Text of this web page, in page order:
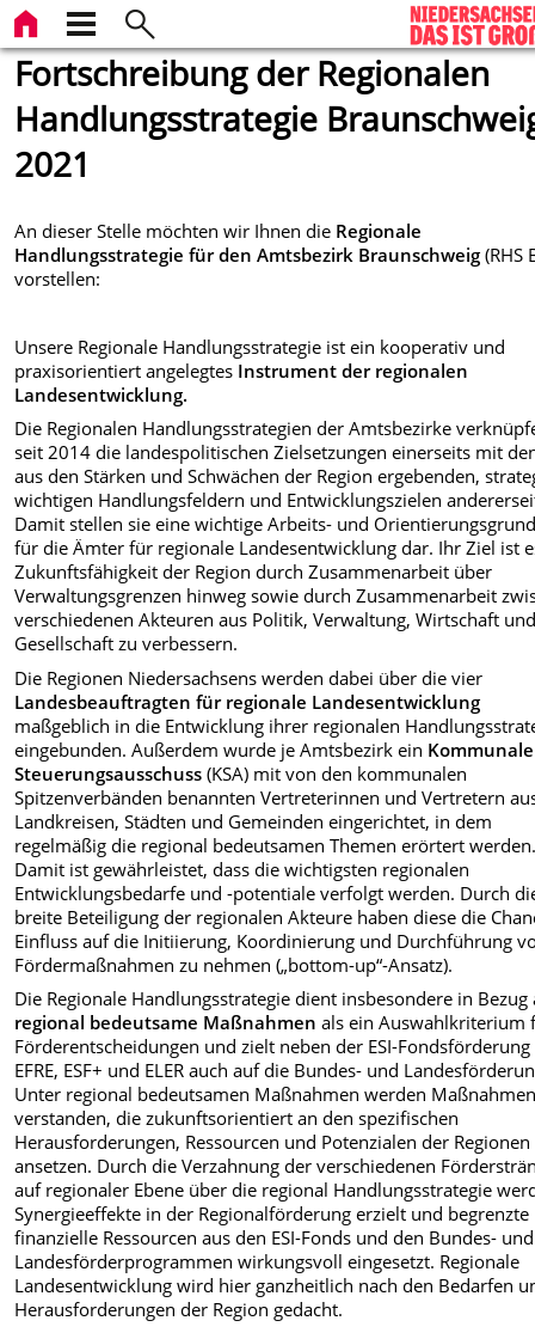
Fortschreibung der Regionalen
Handlungsstrategie
2021
An dieser Stelle möchten wir Ihnen die Regionale
Handlungsstrategie für den Amtsbezirk Braunschweig (RHS
vorstellen:
Unsere Regionale Handlungsstrategie ist ein kooperativ und
praxisorientiert angelegtes Instrument der regionalen
Landesentwicklung.
Die Regionalen Handlungsstrategien der Amtsbezirke
seit 2014 die landespolitischen Zielsetzungen einerseits mit
aus den Stärken und Schwächen der Region ergebenden,
wichtigen Handlungsfeldern und Entwicklungszielen
Damit stellen sie eine wichtige Arbeits- und
für die Ämter für regionale Landesentwicklung dar. Ihr Ziel ist
Zukunftsfähigkeit der Region durch Zusammenarbeit über
Verwaltungsgrenzen hinweg sowie durch Zusammenarbeit
verschiedenen Akteuren aus Politik, Verwaltung, Wirtschaft
Gesellschaft zu verbessern.
Die Regionen Niedersachsens werden dabei über die vier
Landesbeauftragten für regionale Landesentwicklung
maßgeblich in die Entwicklung ihrer regionalen
eingebunden. Außerdem wurde je Amtsbezirk ein
Steuerungsausschuss (KSA) mit von den kommunalen
Spitzenverbänden benannten Vertreterinnen und Vertretern
Landkreisen, Städten und Gemeinden eingerichtet, in dem
regelmäßig die regional bedeutsamen Themen erörtert
Damit ist gewährleistet, dass die wichtigsten regionalen
Entwicklungsbedarfe und -potentiale verfolgt werden. Durch
breite Beteiligung der regionalen Akteure haben diese die
Einfluss auf die Initiierung, Koordinierung und Durchführung
Fördermaßnahmen zu nehmen („bottom-up“-Ansatz).
Die Regionale Handlungsstrategie dient insbesondere in Bezug
regional bedeutsame Maßnahmen als ein Auswahlkriterium
Förderentscheidungen und zielt neben der ESI-Fondsförderung
EFRE, ESF+ und ELER auch auf die Bundes- und
Unter regional bedeutsamen Maßnahmen werden
verstanden, die zukunftsorientiert an den spezifischen
Herausforderungen, Ressourcen und Potenzialen der Regionen
ansetzen. Durch die Verzahnung der verschiedenen
auf regionaler Ebene über die regional Handlungsstrategie
Synergieeffekte in der Regionalförderung erzielt und begrenzte
finanzielle Ressourcen aus den ESI-Fonds und den Bundes- und
Landesförderprogrammen wirkungsvoll eingesetzt. Regionale
Landesentwicklung wird hier ganzheitlich nach den Bedarfen
Herausforderungen der Region gedacht.